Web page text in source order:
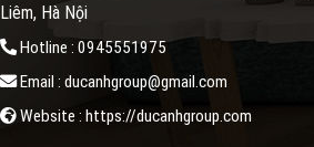
Liêm, Hà Nội
Hotline : 0945551975
Email : ducanhgroup@gmail.com
Website : https://ducanhgroup.com